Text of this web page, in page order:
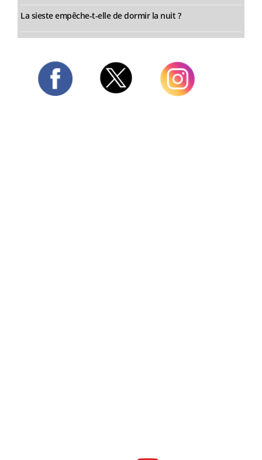
La sieste empêche-t-elle de dormir la nuit ?